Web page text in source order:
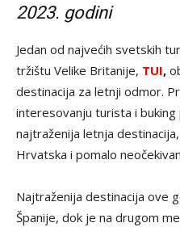
2023. godini
Jedan od najvećih svetskih
tržištu Velike Britanije, TUI,
destinacija za letnji odmor.
interesovanju turista i buking
najtraženija letnja
Hrvatska i pomalo
Najtraženija destinacija ove
Španije, dok je na drugom